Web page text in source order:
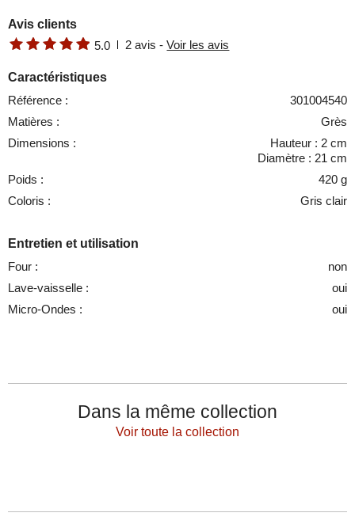
Avis clients
5.0
2 avis -Voir les avis
Caractéristiques
Référence :
301004540
Matières :
Grès
Dimensions :
Hauteur : 2 cm
Diamètre : 21 cm
Poids :
420 g
Coloris :
Gris clair
Entretien et utilisation
Four :
non
Lave-vaisselle :
oui
Micro-Ondes :
oui
Dans la même collection
Voir toute la collection